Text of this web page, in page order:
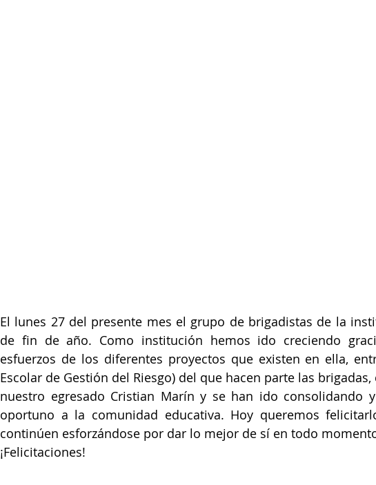
El lunes 27 del presente mes el grupo de brigadistas de la
de fin de año. Como institución hemos ido creciendo
esfuerzos de los diferentes proyectos que existen en ella,
Escolar de Gestión del Riesgo) del que hacen parte las
nuestro egresado Cristian Marín y se han ido consolidando
oportuno a la comunidad educativa. Hoy queremos
continúen esforzándose por dar lo mejor de sí en todo
¡Felicitaciones!